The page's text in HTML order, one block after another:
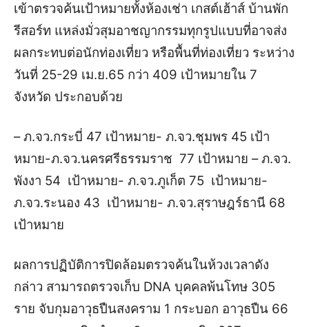
เข้าตรวจค้นเป้าหมายทั้งห้องเช่า เกสต์เฮ้าส์ บ้านพัก
รีสอร์ท แหล่งมั่วสุมอาชญากรรมทุกรูปแบบที่อาจส่ง
ผลกระทบต่อนักท่องเที่ยว หรือพื้นที่ท่องเที่ยว ระหว่าง
วันที่ 25-29 เม.ย.65 กว่า 409 เป้าหมายใน 7
จังหวัด ประกอบด้วย
– ภ.จว.กระบี่ 47 เป้าหมาย- ภ.จว.ชุมพร 45 เป้า
หมาย-ภ.จว.นครศรีธรรมราช 77 เป้าหมาย – ภ.จว.
พังงา 54 เป้าหมาย- ภ.จว.ภูเก็ต 75 เป้าหมาย-
ภ.จว.ระนอง 43 เป้าหมาย- ภ.จว.สุราษฎร์ธานี 68
เป้าหมาย
ผลการปฏิบัติการปิดล้อมตรวจค้นในห้วงเวลาดัง
กล่าว สามารถตรวจเก็บ DNA บุคคลพ้นโทษ 305
ราย จับกุมอาวุธปืนสงคราม 1 กระบอก อาวุธปืน 66